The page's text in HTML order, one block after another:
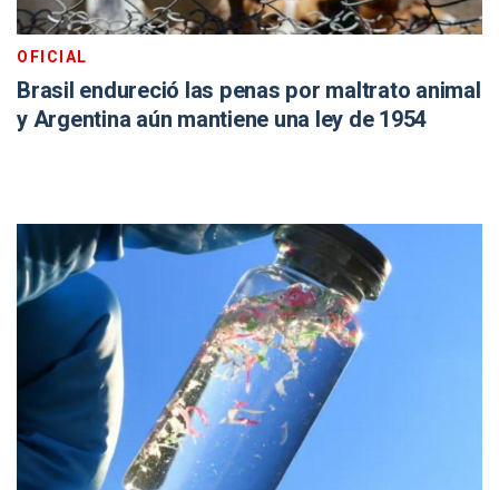
OFICIAL
Brasil endureció las penas por maltrato animal
y Argentina aún mantiene una ley de 1954